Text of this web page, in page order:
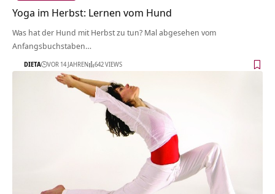
Yoga im Herbst: Lernen vom Hund
Was hat der Hund mit Herbst zu tun? Mal abgesehen vom
Anfangsbuchstaben…
DIETA VOR 14 JAHREN 642 VIEWS